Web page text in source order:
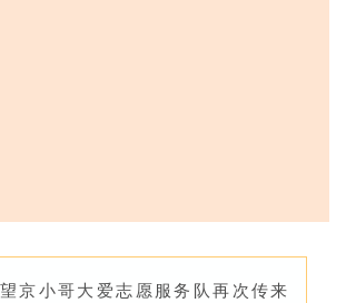
京小哥大爱志愿服务队再次传来